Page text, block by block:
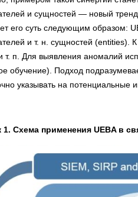
и сущностей — новый
его суть следующим образом:
и т. н. сущностей (entities).
т. п. Для выявления аномалий
обучение). Подход
указывать на потенциальные
1. Схема применения UEBAв